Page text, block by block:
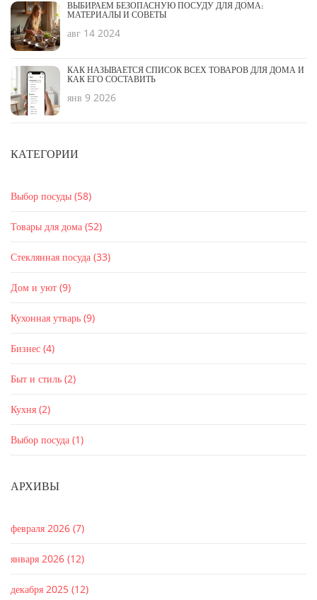
ВЫБИРАЕМ БЕЗОПАСНУЮ ПОСУДУ ДЛЯ ДОМА:
МАТЕРИАЛЫ И СОВЕТЫ
авг 14 2024
КАК НАЗЫВАЕТСЯ СПИСОК ВСЕХ ТОВАРОВ ДЛЯ ДОМА И
КАК ЕГО СОСТАВИТЬ
янв 9 2026
КАТЕГОРИИ
Выбор посуды (58)
Товары для дома (52)
Стеклянная посуда (33)
Дом и уют (9)
Кухонная утварь (9)
Бизнес (4)
Быт и стиль (2)
Кухня (2)
Выбор посуда (1)
АРХИВЫ
февраля 2026 (7)
января 2026 (12)
декабря 2025 (12)